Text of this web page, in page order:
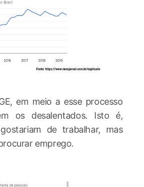
em meio a esse processo
os desalentados. Isto é,
de trabalhar, mas
emprego.